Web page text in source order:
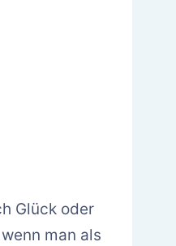
Glück oder
man als